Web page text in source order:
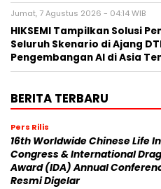
Jumat, 7 Agustus 2026 - 04:14 WIB
HIKSEMI Tampilkan Solusi
Seluruh Skenario di Ajang
Pengembangan AI di Asia
BERITA TERBARU
Pers Rilis
16th Worldwide Chinese Life
Congress & International
Award (IDA) Annual
Resmi Digelar